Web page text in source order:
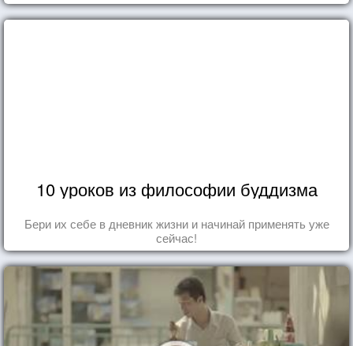
10 уроков из философии буддизма
Бери их себе в дневник жизни и начинай применять уже
сейчас!